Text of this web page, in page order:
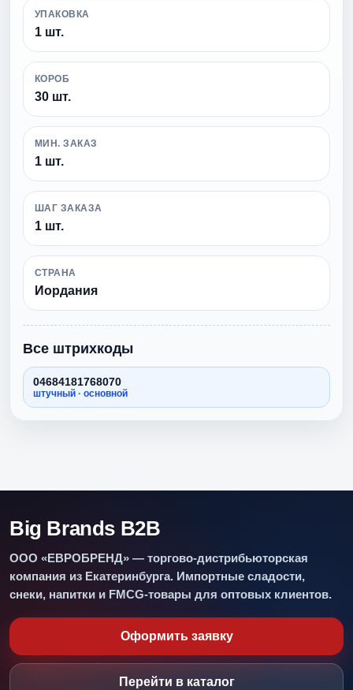
УПАКОВКА
1 шт.
КОРОБ
30 шт.
МИН. ЗАКАЗ
1 шт.
ШАГ ЗАКАЗА
1 шт.
СТРАНА
Иордания
Все штрихкоды
04684181768070
штучный · основной
Big Brands B2B
ООО «ЕВРОБРЕНД» — торгово-дистрибьюторская
компания из Екатеринбурга. Импортные сладости,
снеки, напитки и FMCG-товары для оптовых клиентов.
Оформить заявку
Перейти в каталог